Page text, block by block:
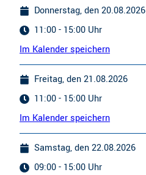
Donnerstag, den 20.08.2026
11:00 - 15:00 Uhr
Im Kalender speichern
Freitag, den 21.08.2026
11:00 - 15:00 Uhr
Im Kalender speichern
Samstag, den 22.08.2026
09:00 - 15:00 Uhr